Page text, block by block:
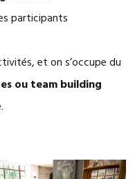
participants
et on s’occupe du
ou team building